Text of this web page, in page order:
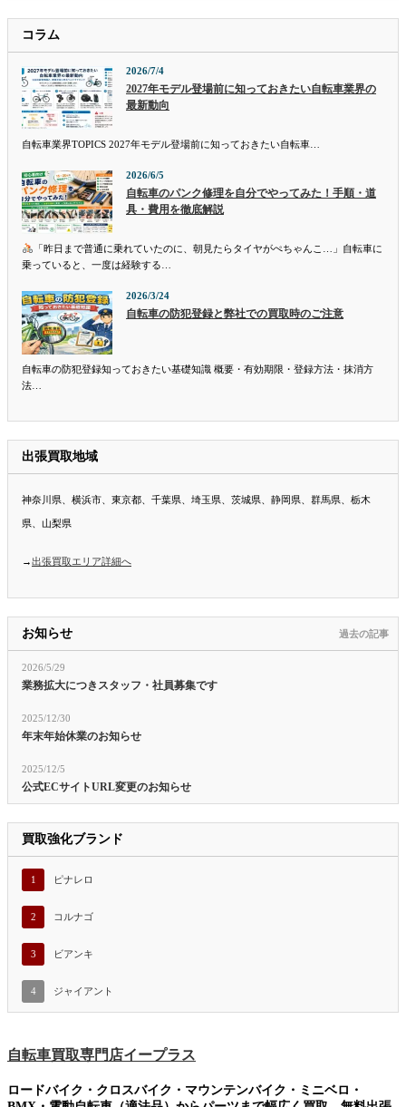
コラム
2026/7/4
2027年モデル登場前に知っておきたい自転車業界の
最新動向
自転車業界TOPICS 2027年モデル登場前に知っておきたい自転車…
2026/6/5
自転車のパンク修理を自分でやってみた！手順・道
具・費用を徹底解説
「昨日まで普通に乗れていたのに、朝見たらタイヤがぺちゃんこ…」自転車に
乗っていると、一度は経験する…
2026/3/24
自転車の防犯登録と弊社での買取時のご注意
自転車の防犯登録知っておきたい基礎知識 概要・有効期限・登録方法・抹消方
法…
出張買取地域
神奈川県、横浜市、東京都、千葉県、埼玉県、茨城県、静岡県、群馬県、栃木
県、山梨県
→出張買取エリア詳細へ
お知らせ
2026/5/29
業務拡大につきスタッフ・社員募集です
2025/12/30
年末年始休業のお知らせ
2025/12/5
公式ECサイトURL変更のお知らせ
過去の記事
買取強化ブランド
1 ピナレロ
2 コルナゴ
3 ビアンキ
4 ジャイアント
自転車買取専門店イープラス
ロードバイク・クロスバイク・マウンテンバイク・ミニベロ・